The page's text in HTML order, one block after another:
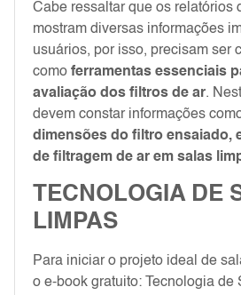
Cabe ressaltar que os relatórios
mostram diversas informações
usuários, por isso, precisam ser
como ferramentas essenciais
avaliação dos filtros de ar.
devem constar informações
dimensões do filtro ensaiado,
de filtragem de ar em salas
TECNOLOGIA DE
LIMPAS
Para iniciar o projeto ideal de
o e-book gratuito: Tecnologia de